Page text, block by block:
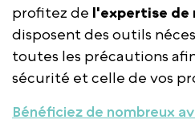
profitez de l'expertise de
disposent des outils
toutes les précautions
sécurité et celle de vos
Bénéficiez de nombreux